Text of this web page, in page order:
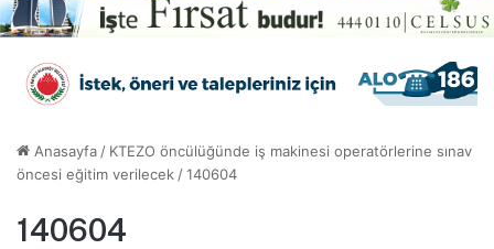
Anasayfa / KTEZO öncülüğünde iş makinesi operatörlerine sınav
öncesi eğitim verilecek /140604
140604